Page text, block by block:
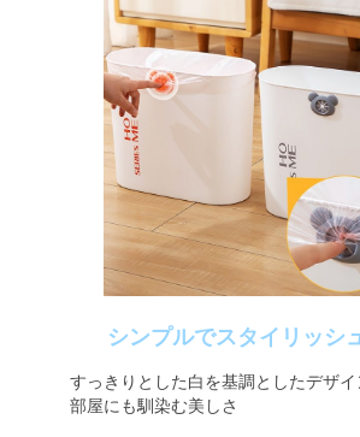
シンプルでスタイリッシ
すっきりとした白を基調としたデザ
部屋にも馴染む美しさ